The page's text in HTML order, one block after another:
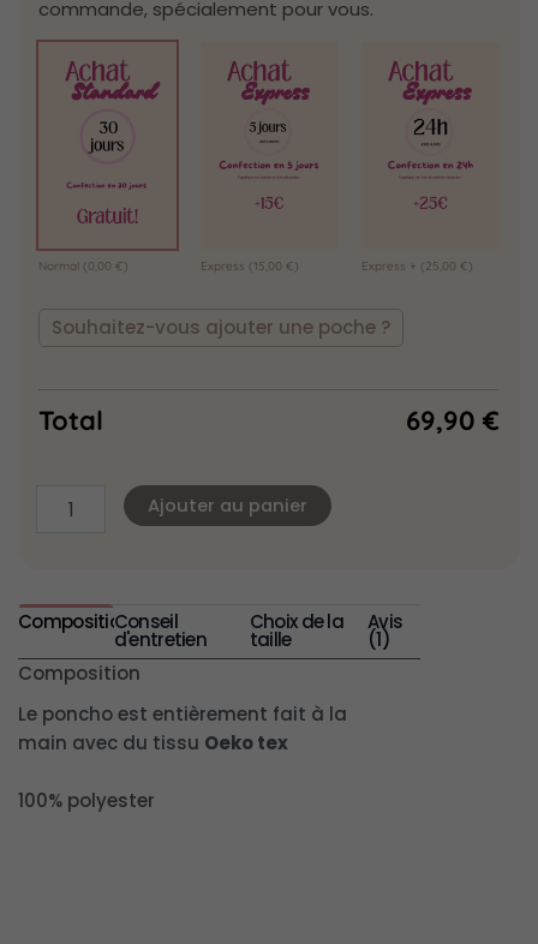
commande, spécialement pour vous.
Normal (0,00 €) Express (15,00 €) Express + (25,00 €)
Souhaitez-vous ajouter une poche ?
Total 69,90 €
Ajouter au panier
CompositionConseil
d'entretien
Choix de la
taille
Avis
(1)
Composition
Le poncho est entièrement fait à la
main avec du tissu Oeko tex
100% polyester